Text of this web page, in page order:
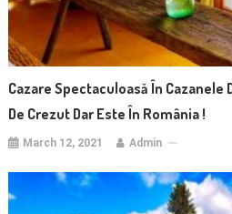
Cazare Spectaculoasă În Cazanele
De Crezut Dar Este În România !
March 12, 2021 Admin